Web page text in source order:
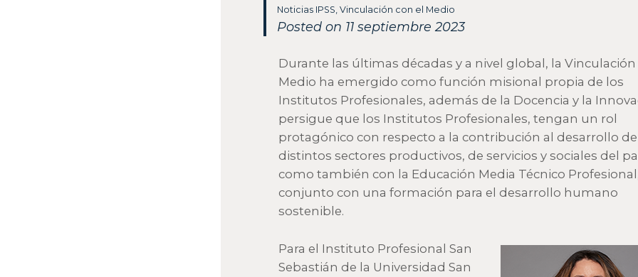
Noticias IPSS ,Vinculación con el Medio
Posted on 11 septiembre 2023
Durante las últimas décadas y a nivel global, la Vinculación
Medio ha emergido como función misional propia de los
Institutos Profesionales, además de la Docencia y la
persigue que los Institutos Profesionales, tengan un rol
protagónico con respecto a la contribución al desarrollo
distintos sectores productivos, de servicios y sociales del
como también con la Educación Media Técnico
conjunto con una formación para el desarrollo humano
sostenible.
Para el Instituto Profesional San
Sebastián de la Universidad San